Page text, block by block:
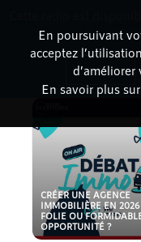
CRÉER UNE AGENCE
IMMOBILIÈRE EN 2026
FOLIE OU
OPPORTUNITÉ ?
En poursuivant
acceptez
En savoir plus
Non merci